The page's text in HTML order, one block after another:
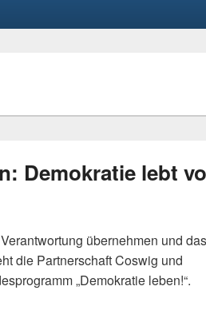
Demokratie lebt
übernehmen und
die Partnerschaft Coswig und
„Demokratie leben!“.